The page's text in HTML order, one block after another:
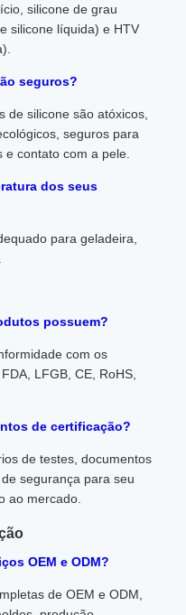
silicone de grau
silicone líquida) e HTV
seguros?
de silicone são atóxicos,
seguros para
contato com a pele.
dos seus
para geladeira,
possuem?
com os
LFGB, CE, RoHS,
de certificação?
de testes, documentos
segurança para seu
ao mercado.
OEM e ODM?
de OEM e ODM,